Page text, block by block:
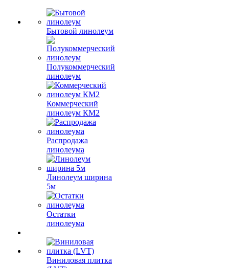
Бытовой линолеум
Полукоммерческий
линолеум
Коммерческий
линолеум КМ2
Распродажа
линолеума
Линолеум ширина
5м
Остатки
линолеума
Виниловая плитка